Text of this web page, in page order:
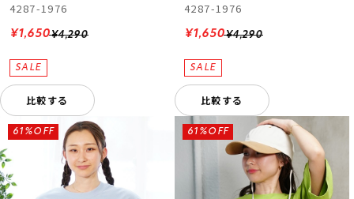
4287-1976
¥4,290
¥1,650
比較する
4287-1976
¥4,290
¥1,650
比較する
61%OFF 61%OFF